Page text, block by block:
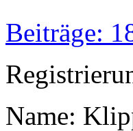
Beiträge:
Name: